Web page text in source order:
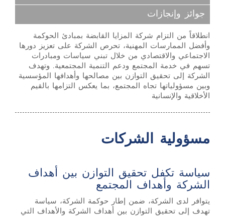
جوائز وإنجازات
انطلاقاً من التزام شركة المزايا القابضة بمبادئ الحوكمة
وأفضل الممارسات المهنية، تحرص الشركة على تعزيز دورها
الاجتماعي والاقتصادي من خلال تبني سياسات ومبادرات
تسهم في خدمة المجتمع ودعم التنمية المجتمعية. وتهدف
الشركة إلى تحقيق التوازن بين مصالحها وأهدافها المؤسسية
وبين مسؤولياتها تجاه المجتمع، بما يعكس التزامها بالقيم
الأخلاقية والإنسانية
مسؤولية الشركات
سياسة تكفل تحقيق التوازن بين أهداف
الشركة وأهداف المجتمع
يتوافر لدى الشركة، ضمن إطار حوكمة الشركة، سياسة
تهدف إلى تحقيق التوازن بين أهداف الشركة والأهداف التي